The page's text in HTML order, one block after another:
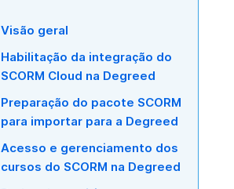
Visão geral
Habilitação da integração do
SCORM Cloud na Degreed
Preparação do pacote SCORM
para importar para a Degreed
Acesso e gerenciamento dos
cursos do SCORM na Degreed